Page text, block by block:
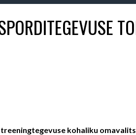
kohaliku